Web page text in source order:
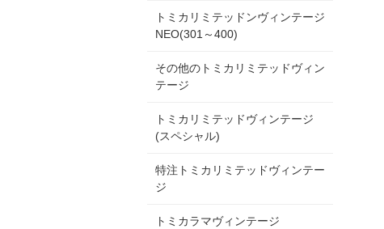
トミカリミテッドンヴィンテージ
NEO(301～400)
その他のトミカリミテッドヴィン
テージ
トミカリミテッドヴィンテージ
(スペシャル)
特注トミカリミテッドヴィンテー
ジ
トミカラマヴィンテージ